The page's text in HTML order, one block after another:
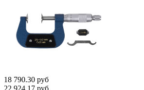
18 790.30 руб
22 924.17 руб